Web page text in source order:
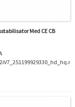
Med CE CB
stabilisator.2. Våra